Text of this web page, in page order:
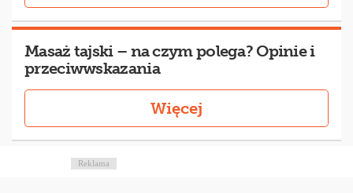
Masaż tajski – na czym polega? Opinie i
przeciwwskazania
Więcej
Reklama